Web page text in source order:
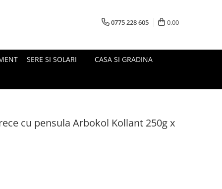
0775 228 605 0,00
SERE SI SOLARI CASA SI GRADINA
cu pensula Arbokol Kollant 250g x